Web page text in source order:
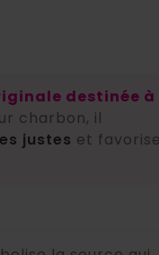
destinée à
charbon, il
justes et favorise